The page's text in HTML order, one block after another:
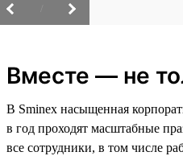
Вместе — не
В Sminex насыщенная
в год проходят масштабные
все сотрудники, в том числе